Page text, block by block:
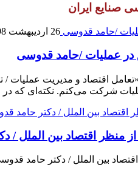
صنایع ایران
26 اردیبهشت 1398
در عملیات /حامد قدوسی
اقتصاد و مدیریت عملیات /
شرکت می‌کنم. نکته‌ای که
منظر اقتصاد بین الملل /
بین الملل / دکتر حامد